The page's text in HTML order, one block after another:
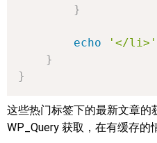
}
echo '</li>'
}
}
这些热门标签下的最新文章的
WP_Query 获取，在有缓存的